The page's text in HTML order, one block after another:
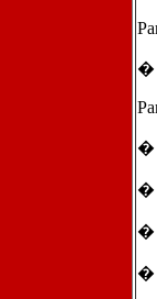
�
�
�
�
�